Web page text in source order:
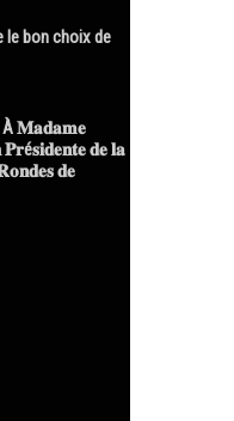
le bon choix de
𝐌𝐚𝐝𝐚𝐦𝐞
𝐝𝐞 𝐥𝐚
𝐝𝐞